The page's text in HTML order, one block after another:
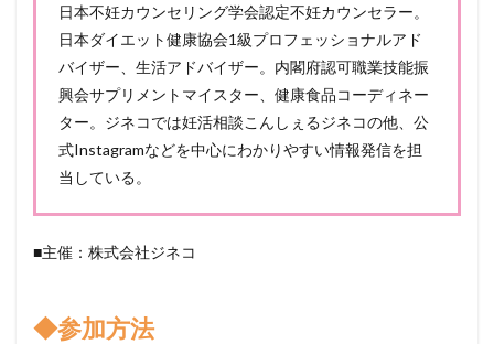
日本不妊カウンセリング学会認定不妊カウンセラー。
日本ダイエット健康協会1級プロフェッショナルアド
バイザー、生活アドバイザー。内閣府認可職業技能振
興会サプリメントマイスター、健康食品コーディネー
ター。ジネコでは妊活相談こんしぇるジネコの他、公
式Instagramなどを中心にわかりやすい情報発信を担
当している。
■主催：株式会社ジネコ
◆参加方法